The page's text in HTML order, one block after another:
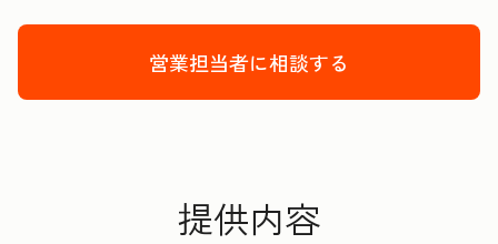
営業担当者に相談する
提供内容